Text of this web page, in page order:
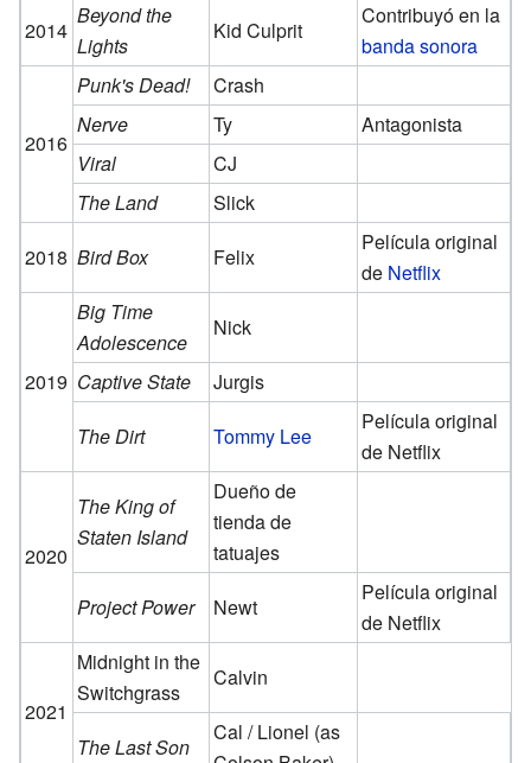
2014
Beyond the
Lights
Kid Culprit
Contribuyó en la
banda sonora
2016
Punk's Dead!
Crash
Nerve
Ty
Antagonista
Viral
CJ
The Land
Slick
2018 Bird Box Felix
Película original
de Netflix
2019
Big Time
Adolescence
Nick
Captive State
Jurgis
The Dirt
Tommy Lee
Película original
de Netflix
2020
The King of
Staten Island
Dueño de
tienda de
tatuajes
Project Power
Newt
Película original
de Netflix
2021
Midnight in the
Switchgrass
Calvin
The Last Son
Cal / Lionel (as